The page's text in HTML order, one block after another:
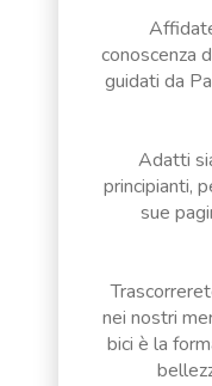
conoscenza
guidati da
Adatti
principianti,
sue
nei nostri
bici è la